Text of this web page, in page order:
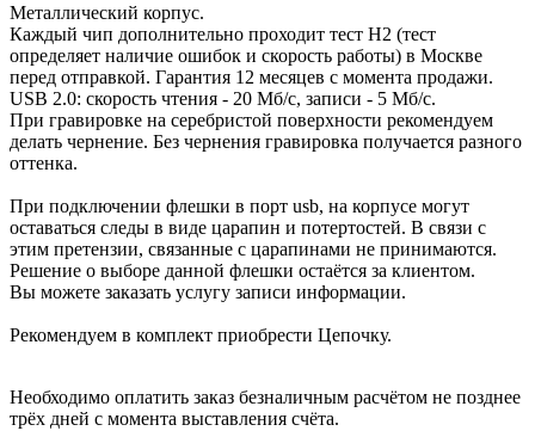
Металлический корпус.
Каждый чип дополнительно проходит тест H2 (тест
определяет наличие ошибок и скорость работы) в Москве
перед отправкой. Гарантия 12 месяцев с момента продажи.
USB 2.0: скорость чтения - 20 Мб/с, записи - 5 Мб/с.
При гравировке на серебристой поверхности рекомендуем
делать чернение. Без чернения гравировка получается разного
оттенка.
При подключении флешки в порт usb, на корпусе могут
оставаться следы в виде царапин и потертостей. В связи с
этим претензии, связанные с царапинами не принимаются.
Решение о выборе данной флешки остаётся за клиентом.
Вы можете заказать услугу записи информации.
Рекомендуем в комплект приобрести Цепочку.
Необходимо оплатить заказ безналичным расчётом не позднее
трёх дней с момента выставления счёта.